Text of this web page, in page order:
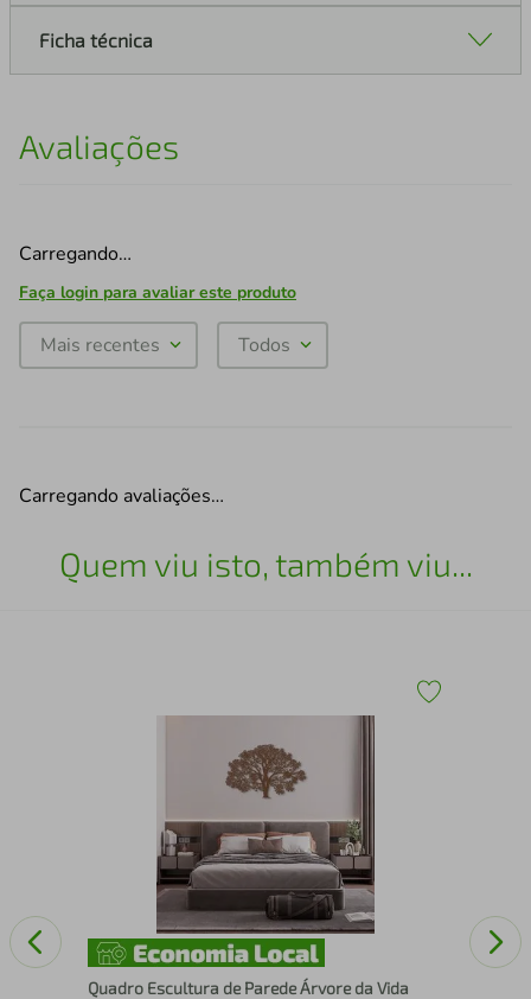
Ficha técnica
Avaliações
Carregando…
Faça login para avaliar este produto
Mais recentes Todos
Carregando avaliações…
Quem viu isto, também viu...
Quadro Escultura de Parede Árvore da Vida